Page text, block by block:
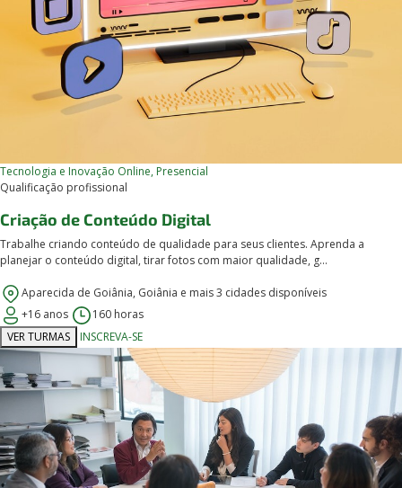
Tecnologia e Inovação Online, Presencial
Qualificação profissional
Criação de Conteúdo Digital
Trabalhe criando conteúdo de qualidade para seus clientes. Aprenda a
planejar o conteúdo digital, tirar fotos com maior qualidade, g...
Aparecida de Goiânia, Goiânia e mais 3 cidades disponíveis
+16 anos
160 horas
VER TURMAS
INSCREVA-SE